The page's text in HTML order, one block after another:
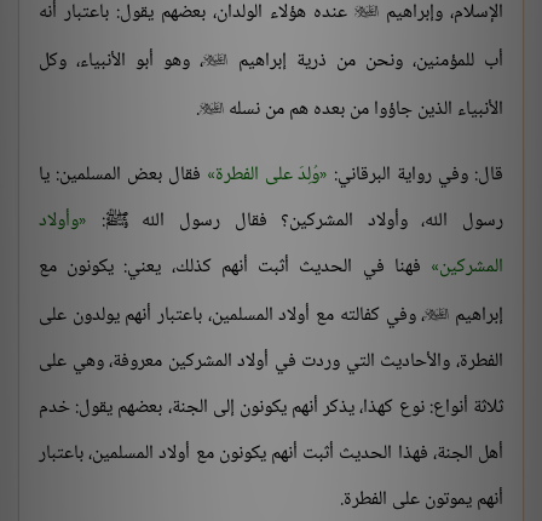
الإسلام، وإبراهيم  عنده هؤلاء الولدان، بعضهم يقول: باعتبار أنه
أب للمؤمنين، ونحن من ذرية إبراهيم ، وهو أبو الأنبياء، وكل
الأنبياء الذين جاؤوا من بعده هم من نسله 
.
قال: وفي رواية البرقاني: وُلِدَ على الفطرة فقال بعض المسلمين: يا
رسول الله، وأولاد المشركين؟ فقال رسول الله ﷺ:
وأولاد
المشركين
فهنا في الحديث أثبت أنهم كذلك، يعني: يكونون مع
إبراهيم ، وفي كفالته مع أولاد المسلمين، باعتبار أنهم يولدون على
الفطرة، والأحاديث التي وردت في أولاد المشركين معروفة، وهي على
ثلاثة أنواع: نوع كهذا، يذكر أنهم يكونون إلى الجنة، بعضهم يقول: خدم
أهل الجنة، فهذا الحديث أثبت أنهم يكونون مع أولاد المسلمين، باعتبار
أنهم يموتون على الفطرة.